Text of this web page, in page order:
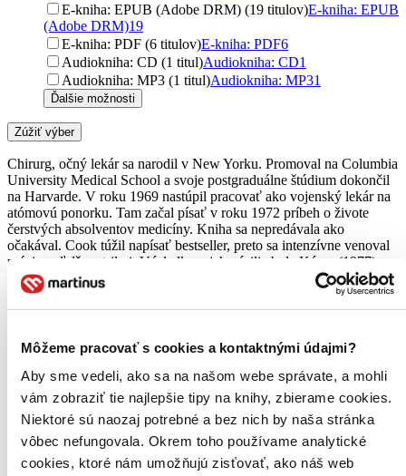
Môžeme pracovať s cookies a kontaktnými údajmi?
Aby sme vedeli, ako sa na našom webe správate, a mohli
vám zobraziť tie najlepšie tipy na knihy, zbierame cookies.
Niektoré sú naozaj potrebné a bez nich by naša stránka
vôbec nefungovala. Okrem toho používame analytické
cookies, ktoré nám umožňujú zisťovať, ako náš web
E-kniha: EPUB (Adobe DRM) (19 titulov)E-kniha: EPUB
(Adobe DRM)19
E-kniha: PDF (6 titulov)E-kniha: PDF6
Audiokniha: CD (1 titul)Audiokniha: CD1
Audiokniha: MP3 (1 titul)Audiokniha: MP31
Ďalšie možnosti
Zúžiť výber
Chirurg, očný lekár sa narodil v New Yorku. Promoval na Columbia
University Medical School a svoje postgraduálne štúdium dokončil
na Harvarde. V roku 1969 nastúpil pracovať ako vojenský lekár na
atómovú ponorku. Tam začal písať v roku 1972 príbeh o živote
čerstvých absolventov medicíny. Kniha sa nepredávala ako
očakával. Cook túžil napísať bestseller, preto sa intenzívne venoval
práci na ďalšom trileri. Výsledkom jeho úsilia bola Kóma (1977),
ktorej témou bol nelegálny obchod s ľudskými orgánmi. Kniha sa
stala bestsellerom a vznikol podľa nej aj úspešný film v réžii
Michaela Crichtona. Potom nasledoval jeden bestseller za druhým.
predalo viac než sto miliónov výtlačkov. Cookove knihy boli
preložené do vyše štyridsiatich jazykov a stali sa vďačným námetom
radu televíznych a filmových spracovaní. Robin Cook si vyberá pre
svoje knihy kontroverzné lekárske témy- napr. umelé oplodnenie,
biologické zbrane, etika vedeckých pokusov, rozlúštenie ľudského
genómu, klonovanie apod. Na prahu šesťdesiatky sa R. Cook
oženil, o rok neskôr sa mu narodil syn. Spisovateľ žije s rodinou
striedavo v Bostone a na Floride. Súčasne s písaním sa venuje